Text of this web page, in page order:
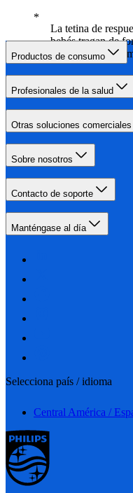
La tetina de
bebés tragan de
respirar con su
Productos de consumo
Profesionales de la salud
Otras soluciones comerciales
Sobre nosotros
Contacto de soporte
Manténgase al día
Selecciona país / idioma
Central América /